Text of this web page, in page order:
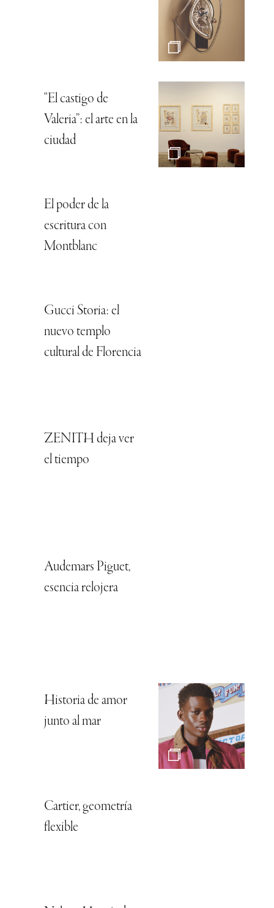
“El castigo de
Valeria”: el arte en la
ciudad
El poder de la
escritura con
Montblanc
Gucci Storia: el
nuevo templo
cultural de Florencia
ZENITH deja ver
el tiempo
Audemars Piguet,
esencia relojera
Historia de amor
junto al mar
Cartier, geometría
flexible